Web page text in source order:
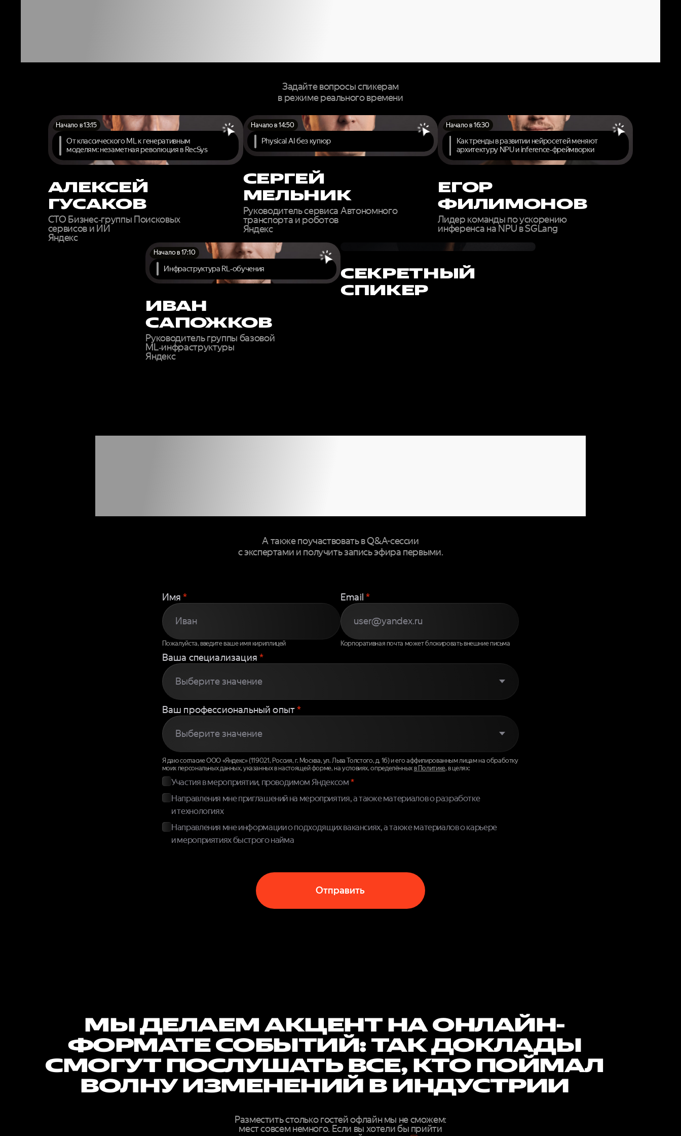
Задайте вопросы спикерам
в режиме реального времени
Начало в 13:15
От классического ML к генеративным
моделям: незаметная революция в RecSys
АЛЕКСЕЙ
ГУСАКОВ
CTO Бизнес‑группы Поисковых
сервисов и ИИ
Яндекс
Начало в 14:50
Physical AI без купюр
СЕРГЕЙ
МЕЛЬНИК
Руководитель сервиса Автономного
транспорта и роботов
Яндекс
Начало в 16:30
Как тренды в развитии нейросетей меняют
архитектуру NPU и inference‑фреймворки
ЕГОР
ФИЛИМОНОВ
Лидер команды по ускорению
инференса на NPU в SGLang
Начало в 17:10
Инфраструктура RL‑обучения
ИВАН
САПОЖКОВ
Руководитель группы базовой
ML‑инфраструктуры
Яндекс
СЕКРЕТНЫЙ
СПИКЕР
А также поучаствовать в Q&A-сессии
с экспертами и получить запись эфира первыми.
Имя *
Пожалуйста, введите ваше имя кириллицей
Email *
Корпоративная почта может блокировать внешние письма
Ваша специализация *
Ваш профессиональный опыт*
Я даю согласие ООО «Яндекс» (119021, Россия, г. Москва, ул. Льва Толстого, д. 16) и его аффилированным лицам на обработку
моих персональных данных, указанных в настоящей форме, на условиях, определённых в Политике, в целях:
Участия в мероприятии, проводимом Яндексом
Направления мне приглашений на мероприятия, а также материалов о разработке
и технологиях
Направления мне информации о подходящих вакансиях, а также материалов о карьере
и мероприятиях быстрого найма
Отправить
МЫ ДЕЛАЕМ АКЦЕНТ НА ОНЛАЙН-
ФОРМАТЕ СОБЫТИЙ: ТАК ДОКЛАДЫ
СМОГУТ ПОСЛУШАТЬ ВСЕ, КТО ПОЙМАЛ
ВОЛНУ ИЗМЕНЕНИЙ В ИНДУСТРИИ
Разместить столько гостей офлайн мы не сможем:
мест совсем немного. Если вы хотели бы прийти